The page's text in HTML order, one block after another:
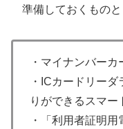
準備しておくものと
・マイナンバーカ
・ICカードリー
りができるスマー
・「利用者証明